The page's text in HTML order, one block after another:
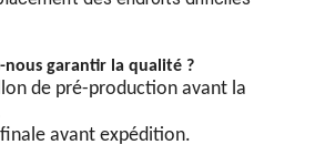
antidéflagrante du verre
empêche les étincelles
d'arc provenant de
l'éclairage d'entrer en
inflammables et de
de gaz explosifs IIA, IIB, IIC
température T1~T6
dangereux pour
l'éclairage opérationnel